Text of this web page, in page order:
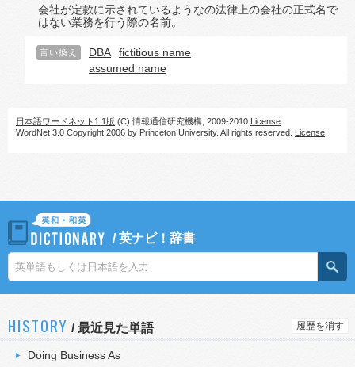
会社が定款に示されているようなの法律上の会社の正式名で
はない業務を行う際の名前。
言い換え DBA
fictitious name
assumed name
日本語ワードネット1.1版 (C) 情報通信研究機構, 2009-2010 License
WordNet 3.0 Copyright 2006 by Princeton University. All rights reserved. License
/英ナビ！辞書
HISTORY /最近見た単語 履歴を消す
Doing Business As